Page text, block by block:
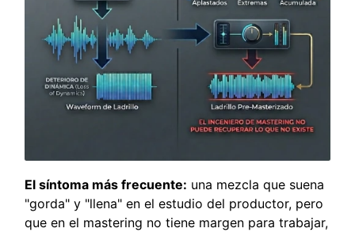
El síntoma más frecuente: una mezcla que suena
"gorda" y "llena" en el estudio del productor, pero
que en el mastering no tiene margen para trabajar,